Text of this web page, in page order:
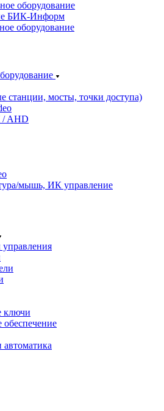
оборудование
БИК-Информ
оборудование
станции, мосты, точки доступа)
AHD
мышь, ИК управление
ключи